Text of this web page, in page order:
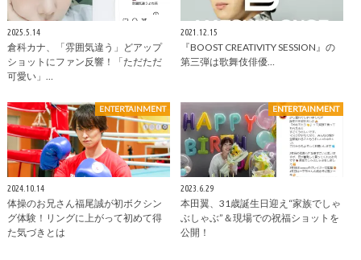
2025.5.14
倉科カナ、「雰囲気違う」どアップ
ショットにファン反響！「ただただ
可愛い」…
2021.12.15
『BOOST CREATIVITY SESSION』の
第三弾は歌舞伎俳優…
ENTERTAINMENT
2024.10.14
体操のお兄さん福尾誠が初ボクシン
グ体験！リングに上がって初めて得
た気づきとは
ENTERTAINMENT
2023.6.29
本田翼、31歳誕生日迎え“家族でしゃ
ぶしゃぶ”＆現場での祝福ショットを
公開！